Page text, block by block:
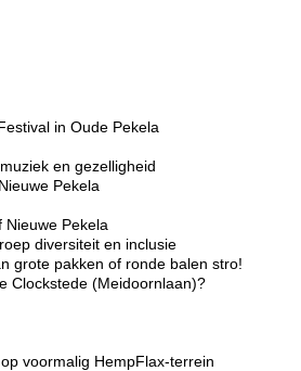
in Oude Pekela
en gezelligheid
Pekela
Pekela
diversiteit en inclusie
grote pakken of ronde balen stro!
Clockstede (Meidoornlaan)?
voormalig HempFlax-terrein